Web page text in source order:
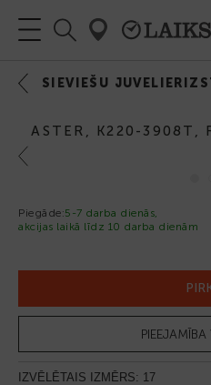
SIEVIEŠU
ASTER, K220-3908T,
Previous
Piegāde:5-7 darba dienās,
akcijas laikā līdz 10 darba dienām
IZVĒLĒTAIS IZMĒRS: 17